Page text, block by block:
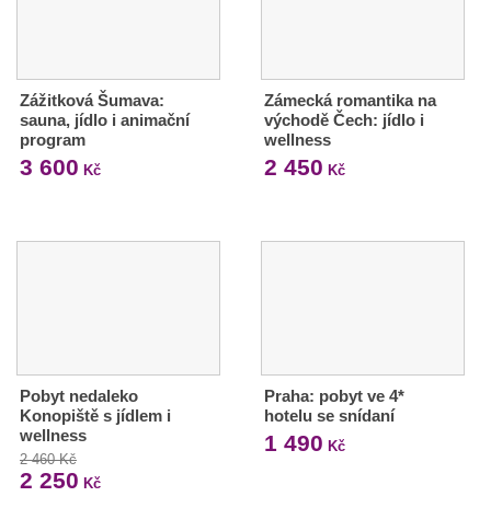
Zážitková Šumava:
sauna, jídlo i animační
program
3 600 Kč
Zámecká romantika na
východě Čech: jídlo i
wellness
2 450 Kč
Pobyt nedaleko
Konopiště s jídlem i
wellness
2 460 Kč
2 250 Kč
Praha: pobyt ve 4*
hotelu se snídaní
1 490 Kč